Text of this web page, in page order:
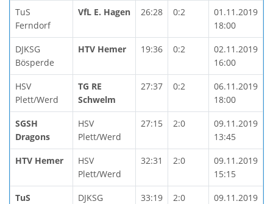
TuS
Ferndorf
VfL E. Hagen 26:28 0:2
01.11.2019
18:00
DJKSG
Bösperde
HTV Hemer 19:36 0:2
02.11.2019
16:00
HSV
Plett/Werd
TG RE
Schwelm
27:37 0:2
06.11.2019
18:00
SGSH
Dragons
HSV
Plett/Werd
27:15 2:0
09.11.2019
13:45
HTV Hemer
HSV
Plett/Werd
32:31 2:0
09.11.2019
15:15
TuS
DJKSG
33:19 2:0
09.11.2019